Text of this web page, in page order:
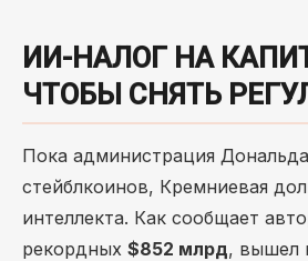
ИИ-НАЛОГ НА
ЧТОБЫ СНЯТЬ
Пока администрация
стейблкоинов, Кремниевая
интеллекта. Как сообщает
рекордных $852 млрд, вышел